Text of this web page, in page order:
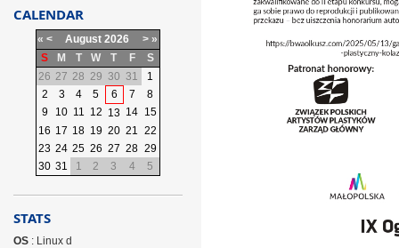
CALENDAR
« < August 2026 > »
S
M T W T F
S
26 27 28 29 30 31
1
2
3 4 5 6 7
8
9
10 11 12 13 14 15
16 17 18 19 20 21 22
23 24 25 26 27 28 29
30 31 1 2 3 4 5
STATS
OS: Linux d